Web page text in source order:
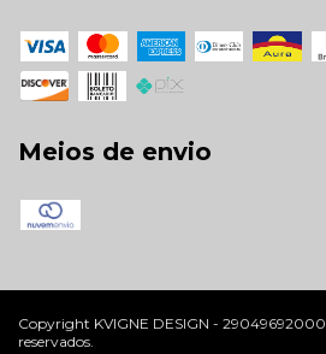
Meios de envio
Copyright KVIGNE DESIGN -
reservados.